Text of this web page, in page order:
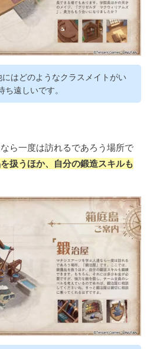
はどのようなクラスメイトがい
遠しいです。
ら一度は訪れるであろう場所で
扱うほか、自分の鍛造スキルも